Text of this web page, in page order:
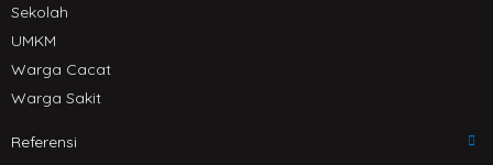
Sekolah
UMKM
Warga Cacat
Warga Sakit
Referensi